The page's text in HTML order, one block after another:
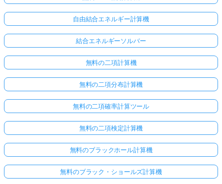
あ
ま
ん
自由結合エネルギー計算機
結合エネルギーソルバー
無料の二項計算機
無料の二項分布計算機
無料の二項確率計算ツール
無料の二項検定計算機
無料のブラックホール計算機
無料のブラック・ショールズ計算機